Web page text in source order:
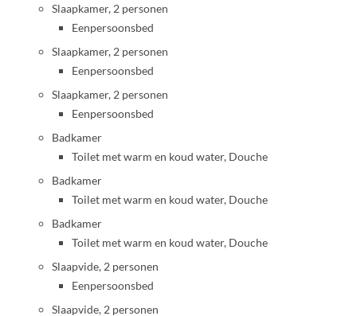
Slaapkamer, 2 personen
Eenpersoonsbed
Slaapkamer, 2 personen
Eenpersoonsbed
Slaapkamer, 2 personen
Eenpersoonsbed
Badkamer
Toilet met warm en koud water, Douche
Badkamer
Toilet met warm en koud water, Douche
Badkamer
Toilet met warm en koud water, Douche
Slaapvide, 2 personen
Eenpersoonsbed
Slaapvide, 2 personen